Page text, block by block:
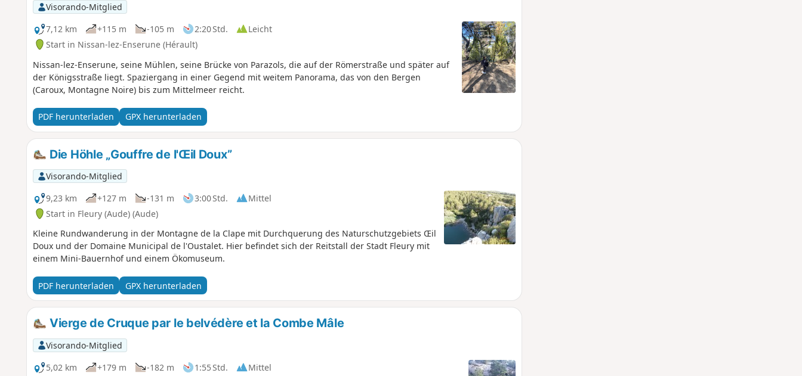
Visorando-Mitglied
7,12 km
+115 m -105 m 2:20 Std.
Leicht
Start in Nissan-lez-Enserune (Hérault)
Nissan-lez-Enserune, seine Mühlen, seine Brücke von Parazols, die auf der Römerstraße und später auf
der Königsstraße liegt. Spaziergang in einer Gegend mit weitem Panorama, das von den Bergen
(Caroux, Montagne Noire) bis zum Mittelmeer reicht.
PDF herunterladen GPX herunterladen
Die Höhle „Gouffre de l'Œil Doux”
Visorando-Mitglied
9,23 km
+127 m -131 m 3:00 Std.
Mittel
Start in Fleury (Aude) (Aude)
Kleine Rundwanderung in der Montagne de la Clape mit Durchquerung des Naturschutzgebiets Œil
Doux und der Domaine Municipal de l'Oustalet. Hier befindet sich der Reitstall der Stadt Fleury mit
einem Mini-Bauernhof und einem Ökomuseum.
PDF herunterladen GPX herunterladen
Vierge de Cruque par le belvédère et la Combe Mâle
Visorando-Mitglied
5,02 km
+179 m -182 m 1:55 Std.
Mittel